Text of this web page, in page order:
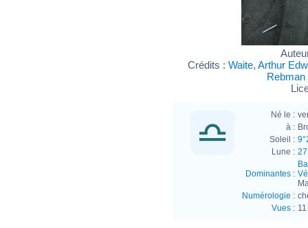
Crédits : Waite, Arthur
Rebman
Né le :
à :
Soleil :
Lune :
Dominantes:
Numérologie :
Vues: